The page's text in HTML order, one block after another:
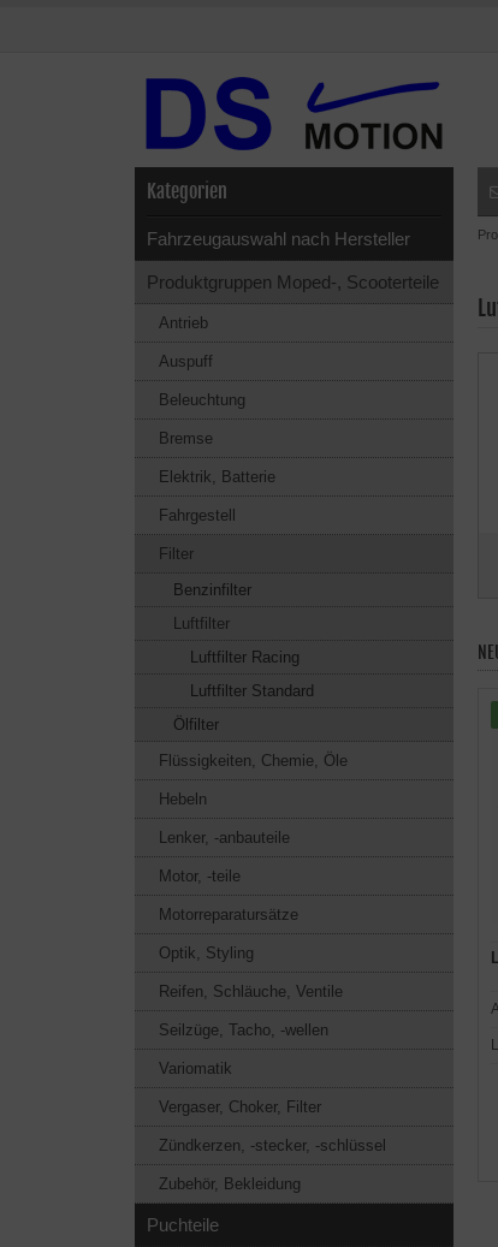
Kategorien
Fahrzeugauswahl nach Hersteller
Produktgruppen Moped-, Scooterteile
Antrieb
Auspuff
Beleuchtung
Bremse
Elektrik, Batterie
Fahrgestell
Filter
Benzinfilter
Luftfilter
Luftfilter Racing
Luftfilter Standard
Ölfilter
Flüssigkeiten, Chemie, Öle
Hebeln
Lenker, -anbauteile
Motor, -teile
Motorreparatursätze
Optik, Styling
Reifen, Schläuche, Ventile
Seilzüge, Tacho, -wellen
Variomatik
Vergaser, Choker, Filter
Zündkerzen, -stecker, -schlüssel
Zubehör, Bekleidung
Puchteile